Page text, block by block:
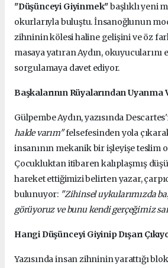
"Düşünceyi Giyinmek"başlıklı yeni
okurlarıyla buluştu. İnsanoğlunun
zihninin kölesi haline gelişini ve öz
masaya yatıran Aydın,
sorgulamaya davet ediyor.
Başkalarının Rüyalarından Uyanma
Gülpembe Aydın, yazısında
halde varım"felsefesinden yola
insanının mekanik bir işleyişe teslim
Çocukluktan itibaren kalıplaşmış
hareket ettiğimizi belirten yazar,
bulunuyor: "Zihinsel uykularımızda
görüyoruz ve bunu kendi gerçeğimiz
Hangi Düşünceyi Giyinip Dışarı
Yazısında insan zihninin yarattığı